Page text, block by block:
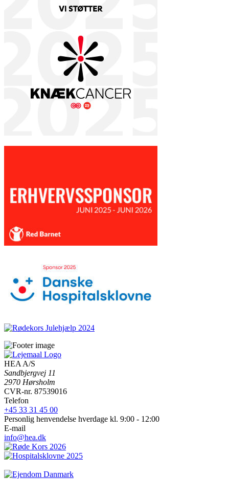
HEA A/S
Sandbjergvej 11
2970 Hørsholm
CVR-nr. 87539016
Telefon
+45 33 31 45 00
Personlig henvendelse hverdage kl. 9:00 - 12:00
E-mail
info@hea.dk